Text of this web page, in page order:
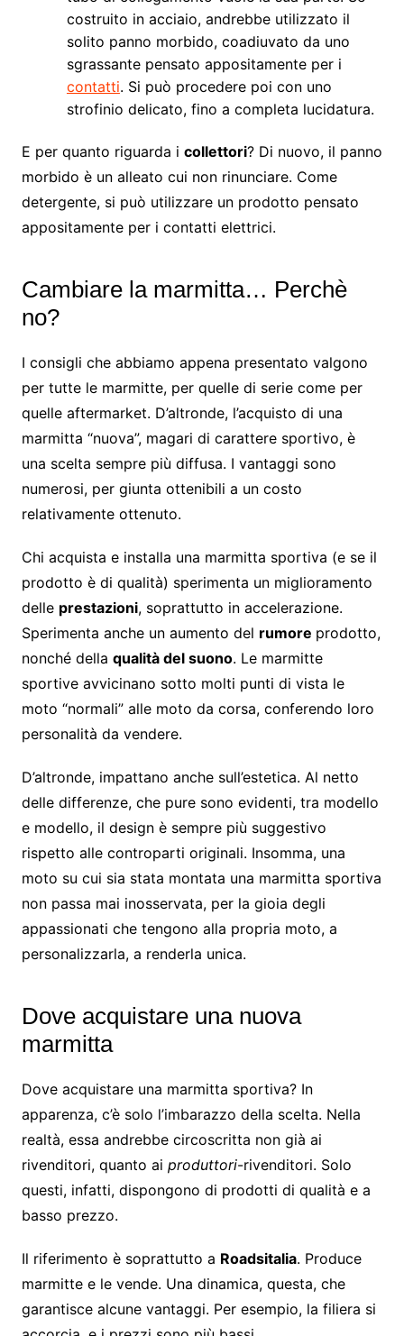
costruito in acciaio, andrebbe utilizzato il
solito panno morbido, coadiuvato da uno
sgrassante pensato appositamente per i
contatti. Si può procedere poi con uno
strofinio delicato, fino a completa lucidatura.
E per quanto riguarda i collettori? Di nuovo, il panno
morbido è un alleato cui non rinunciare. Come
detergente, si può utilizzare un prodotto pensato
appositamente per i contatti elettrici.
Cambiare la marmitta… Perchè
no?
I consigli che abbiamo appena presentato valgono
per tutte le marmitte, per quelle di serie come per
quelle aftermarket. D’altronde, l’acquisto di una
marmitta “nuova”, magari di carattere sportivo, è
una scelta sempre più diffusa. I vantaggi sono
numerosi, per giunta ottenibili a un costo
relativamente ottenuto.
Chi acquista e installa una marmitta sportiva (e se il
prodotto è di qualità) sperimenta un miglioramento
delle prestazioni, soprattutto in accelerazione.
Sperimenta anche un aumento del rumore prodotto,
nonché della qualità del suono. Le marmitte
sportive avvicinano sotto molti punti di vista le
moto “normali” alle moto da corsa, conferendo loro
personalità da vendere.
D’altronde, impattano anche sull’estetica. Al netto
delle differenze, che pure sono evidenti, tra modello
e modello, il design è sempre più suggestivo
rispetto alle controparti originali. Insomma, una
moto su cui sia stata montata una marmitta sportiva
non passa mai inosservata, per la gioia degli
appassionati che tengono alla propria moto, a
personalizzarla, a renderla unica.
Dove acquistare una nuova
marmitta
Dove acquistare una marmitta sportiva? In
apparenza, c’è solo l’imbarazzo della scelta. Nella
realtà, essa andrebbe circoscritta non già ai
rivenditori, quanto ai produttori-rivenditori. Solo
questi, infatti, dispongono di prodotti di qualità e a
basso prezzo.
Il riferimento è soprattutto a Roadsitalia. Produce
marmitte e le vende. Una dinamica, questa, che
garantisce alcune vantaggi. Per esempio, la filiera si